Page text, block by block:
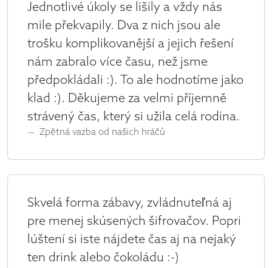
Jednotlivé úkoly se lišily a vždy nás
mile překvapily. Dva z nich jsou ale
trošku komplikovanější a jejich řešení
nám zabralo více času, než jsme
předpokládali :). To ale hodnotíme jako
klad :). Děkujeme za velmi příjemně
strávený čas, který si užila celá rodina.
Zpětná vazba od našich hráčů
Skvelá forma zábavy, zvládnuteľná aj
pre menej skúsených šifrovačov. Popri
lúštení si iste nájdete čas aj na nejaký
ten drink alebo čokoládu :-)